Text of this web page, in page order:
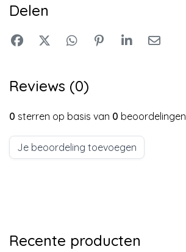
Delen
Reviews (0)
0 sterren op basis van 0 beoordelingen
Je beoordeling toevoegen
Recente producten